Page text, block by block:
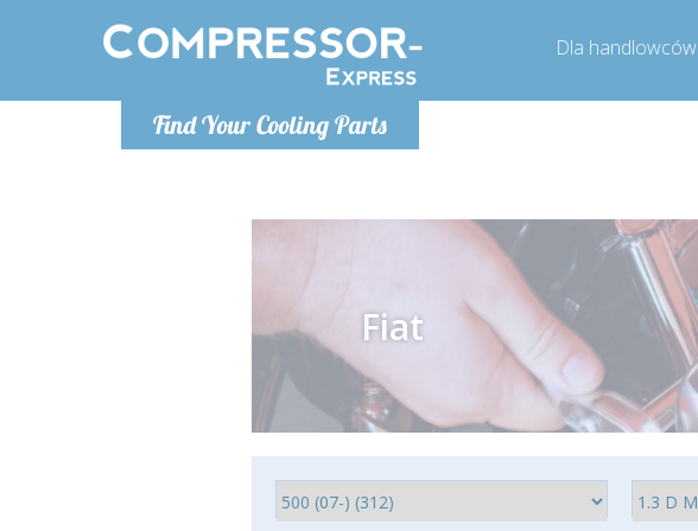
Find Your Cooling Parts
Dla handlowców
Poniedziałek - piątek godz.
Fiat